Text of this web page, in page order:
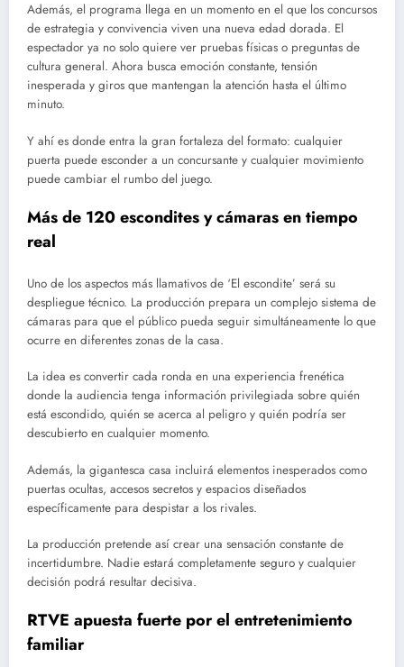
Además, el programa llega en un momento en el que los concursos
de estrategia y convivencia viven una nueva edad dorada. El
espectador ya no solo quiere ver pruebas físicas o preguntas de
cultura general. Ahora busca emoción constante, tensión
inesperada y giros que mantengan la atención hasta el último
minuto.
Y ahí es donde entra la gran fortaleza del formato: cualquier
puerta puede esconder a un concursante y cualquier movimiento
puede cambiar el rumbo del juego.
Más de 120 escondites y cámaras en tiempo
real
Uno de los aspectos más llamativos de ‘El escondite’ será su
despliegue técnico. La producción prepara un complejo sistema de
cámaras para que el público pueda seguir simultáneamente lo que
ocurre en diferentes zonas de la casa.
La idea es convertir cada ronda en una experiencia frenética
donde la audiencia tenga información privilegiada sobre quién
está escondido, quién se acerca al peligro y quién podría ser
descubierto en cualquier momento.
Además, la gigantesca casa incluirá elementos inesperados como
puertas ocultas, accesos secretos y espacios diseñados
específicamente para despistar a los rivales.
La producción pretende así crear una sensación constante de
incertidumbre. Nadie estará completamente seguro y cualquier
decisión podrá resultar decisiva.
RTVE apuesta fuerte por el entretenimiento
familiar